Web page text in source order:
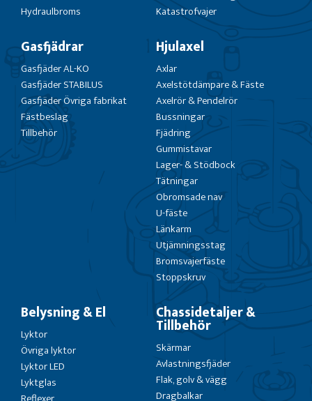
Hydraulbroms
Katastrofvajer
Gasfjädrar
Gasfjäder AL-KO
Gasfjäder STABILUS
Gasfjäder Övriga fabrikat
Fästbeslag
Tillbehör
Hjulaxel
Axlar
Axelstötdämpare & Fäste
Axelrör & Pendelrör
Bussningar
Fjädring
Gummistavar
Lager- & Stödbock
Tätningar
Obromsade nav
U-fäste
Länkarm
Utjämningsstag
Bromsvajerfäste
Stoppskruv
Belysning & El
Lyktor
Övriga lyktor
Lyktor LED
Lyktglas
Chassidetaljer &
Tillbehör
Skärmar
Avlastningsfjäder
Flak, golv & vägg
Dragbalkar